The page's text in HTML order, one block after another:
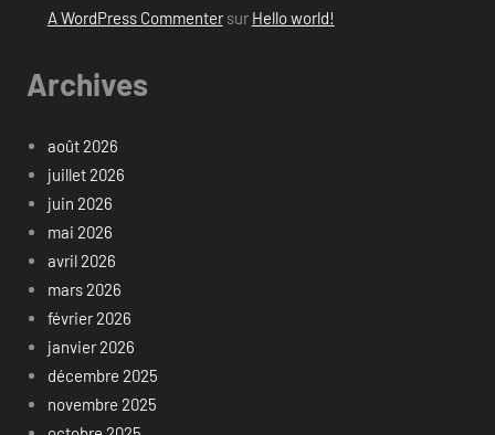
A WordPress Commentersur Hello world!
Archives
août 2026
juillet 2026
juin 2026
mai 2026
avril 2026
mars 2026
février 2026
janvier 2026
décembre 2025
novembre 2025